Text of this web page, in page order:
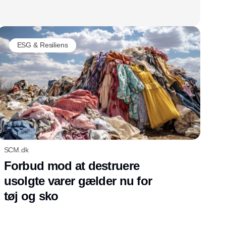
ESG & Resiliens
SCM.dk
Forbud mod at destruere
usolgte varer gælder nu for
tøj og sko